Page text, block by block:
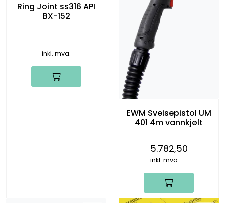
Ring Joint ss316 API
BX-152
inkl. mva.
EWM Sveisepistol UM
401 4m vannkjølt
5.782,50
inkl. mva.